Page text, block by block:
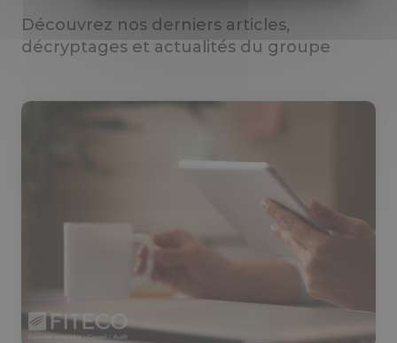
Découvrez nos derniers articles,
décryptages et actualités du groupe